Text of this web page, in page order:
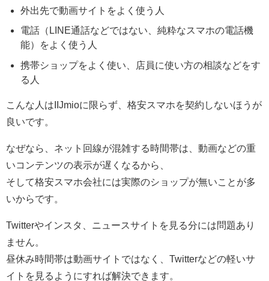
外出先で動画サイト をよく使う人
電話（LINE通話などではない、純粋なスマホの電話機
能）をよく使う人
携帯ショップをよく使い、店員に使い方の相談などをす
る人
こんな人はIIJmioに限らず、格安スマホを契約しないほうが
良いです。
なぜなら、ネット回線が混雑する時間帯は、動画などの重
いコンテンツの表示が遅くなるから、
そして格安スマホ会社には実際のショップが無いことが多
いからです。
Twitterやインスタ、ニュースサイトを見る分には問題あり
ません。
昼休み時間帯は動画サイトではなく、Twitterなどの軽いサ
イトを見るようにすれば解決できます。